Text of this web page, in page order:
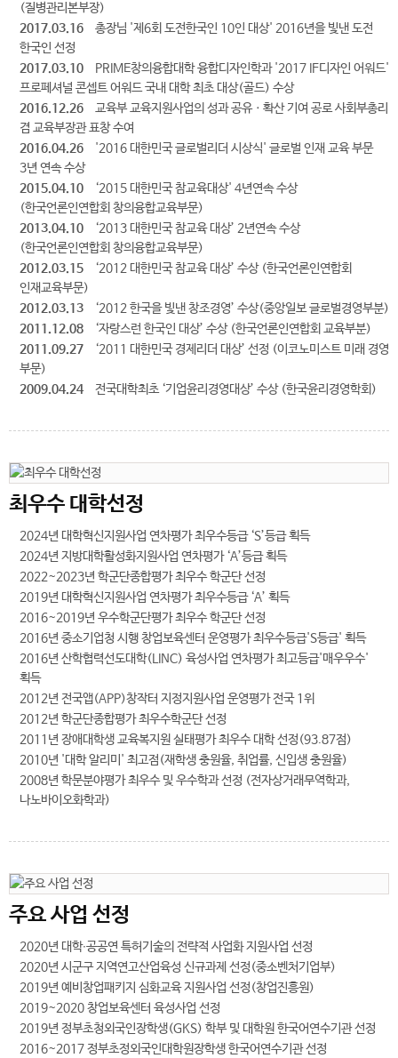
(질병관리본부장)
2017.03.16
총장님 '제6회 도전한국인 10인 대상' 2016년을 빛낸 도전
한국인 선정
2017.03.10
PRIME창의융합대학 융합디자인학과 '2017 IF디자인 어워드'
프로페셔널 콘셉트 어워드 국내 대학 최초 대상(골드) 수상
2016.12.26
교육부 교육지원사업의 성과 공유ㆍ확산 기여 공로 사회부총리
겸 교육부장관 표창 수여
2016.04.26
'2016 대한민국 글로벌리더 시상식' 글로벌 인재 교육 부문
3년 연속 수상
2015.04.10
‘2015 대한민국 참교육대상' 4년연속 수상
(한국언론인연합회 창의융합교육부문)
2013.04.10
‘2013 대한민국 참교육 대상’ 2년연속 수상
(한국언론인연합회 창의융합교육부문)
2012.03.15
‘2012 대한민국 참교육 대상’ 수상 (한국언론인연합회
인재교육부문)
2012.03.13
‘2012 한국을 빛낸 창조경영’ 수상(중앙일보 글로벌경영부분)
2011.12.08
‘자랑스런 한국인 대상’ 수상 (한국언론인연합회 교육부분)
2011.09.27
‘2011 대한민국 경제리더 대상’ 선정 (이코노미스트 미래 경영
부문)
2009.04.24
전국대학최초 ‘기업윤리경영대상’ 수상 (한국윤리경영학회)
최우수 대학선정
2024년 대학혁신지원사업 연차평가 최우수등급 ‘S’등급 획득
2024년 지방대학활성화지원사업 연차평가 ‘A’등급 획득
2022~2023년 학군단종합평가 최우수 학군단 선정
2019년 대학혁신지원사업 연차평가 최우수등급 ‘A’ 획득
2016~2019년 우수학군단평가 최우수 학군단 선정
2016년 중소기업청 시행 창업보육센터 운영평가 최우수등급'S등급' 획득
2016년 산학협력선도대학(LINC) 육성사업 연차평가 최고등급'매우우수'
획득
2012년 전국앱(APP)창작터 지정지원사업 운영평가 전국 1위
2012년 학군단종합평가 최우수학군단 선정
2011년 장애대학생 교육복지원 실태평가 최우수 대학 선정(93.87점)
2010년 '대학 알리미' 최고점(재학생 충원율, 취업률, 신입생 충원율)
2008년 학문분야평가 최우수 및 우수학과 선정 (전자상거래무역학과,
나노바이오화학과)
주요 사업 선정
2020년 대학∙공공연 특허기술의 전략적 사업화 지원사업 선정
2020년 시군구 지역연고산업육성 신규과제 선정(중소벤처기업부)
2019년 예비창업패키지 심화교육 지원사업 선정(창업진흥원)
2019~2020 창업보육센터 육성사업 선정
2019년 정부초청외국인장학생(GKS) 학부 및 대학원 한국어연수기관 선정
2016~2017 정부초정외국인대학원장학생 한국어연수기관 선정